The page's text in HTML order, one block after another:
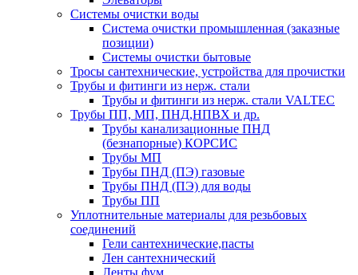
Системы очистки воды
Система очистки промышленная (заказные
позиции)
Системы очистки бытовые
Тросы сантехнические, устройства для прочистки
Трубы и фитинги из нерж. стали
Трубы и фитинги из нерж. стали VALTEC
Трубы ПП, МП, ПНД,НПВХ и др.
Трубы канализационные ПНД
(безнапорные) КОРСИС
Трубы МП
Трубы ПНД (ПЭ) газовые
Трубы ПНД (ПЭ) для воды
Трубы ПП
Уплотнительные материалы для резьбовых
соединений
Гели сантехнические,пасты
Лен сантехнический
Ленты фум